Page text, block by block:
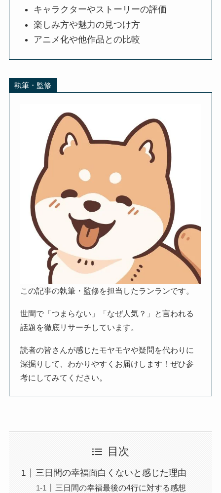
キャラクターやストーリーの評価
楽しみ方や魅力の見つけ方
アニメ化や他作品との比較
執筆・監修
この記事の執筆・監修を担当したランランです。
世間で「つまらない」「なぜ人気？」と言われる
話題を徹底リサーチしています。
読者の皆さんが感じたモヤモヤや疑問を代わりに
深掘りして、わかりやすくお届けします！ぜひ参
考にしてみてください。
目次
三日間の幸福面白くないと感じた理由
三日間の幸福最後の4行に対する感想